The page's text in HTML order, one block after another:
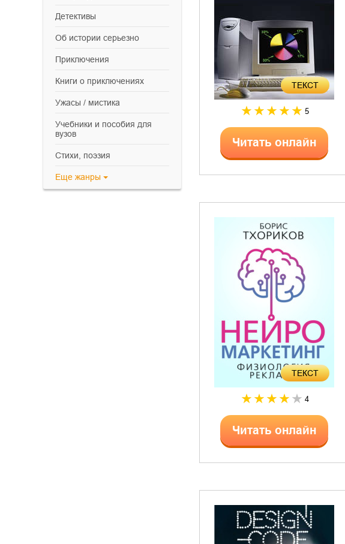
детективы
об истории серьезно
приключения
книги о приключениях
ужасы / мистика
учебники и пособия для
вузов
cтихи, поэзия
Еще жанры
ТЕКСТ
5
Читать онлайн
ТЕКСТ
4
Читать онлайн